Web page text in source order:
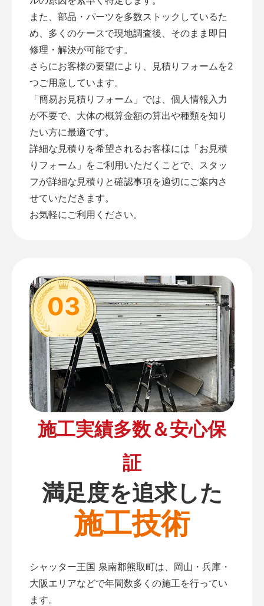
また、部品・パーツを多数ストックしているた
め、多くのケースで現地調査後、そのまま即日
修理・解決が可能です。
さらにお客様の要望により、見積りフォームを2
つご用意しています。
「簡易お見積りフォーム 」では、個人情報入力
が不要で、大体の概算金額の算出や種類を知り
たい方に最適です。
詳細な見積りを希望されるお客様には「お見積
りフォーム 」をご利用いただくことで、スタッ
フが詳細な見積りと確認事項を適切にご案内さ
せていただきます。
お気軽にご利用ください。
03
施工実績多数＆安心保
証
満足度を追求した
施工技術
シャッター王国 泉南郡熊取町は、岡山・兵庫・
大阪エリアなどで年間数多くの施工を行ってい
ます。